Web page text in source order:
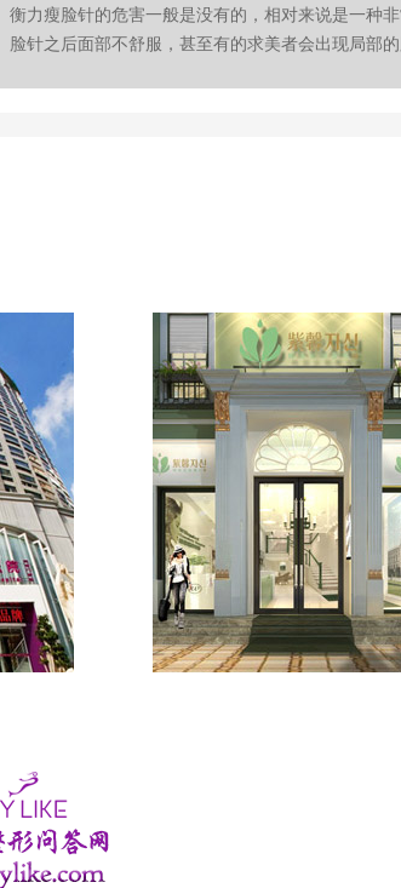
衡力瘦脸针的危害一般是没有的，相对来说是一种
脸针之后面部不舒服，甚至有的求美者会出现局部